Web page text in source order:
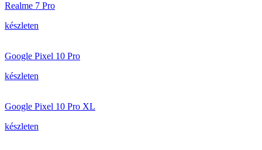
Realme 7 Pro
készleten
Google Pixel 10 Pro
készleten
Google Pixel 10 Pro XL
készleten